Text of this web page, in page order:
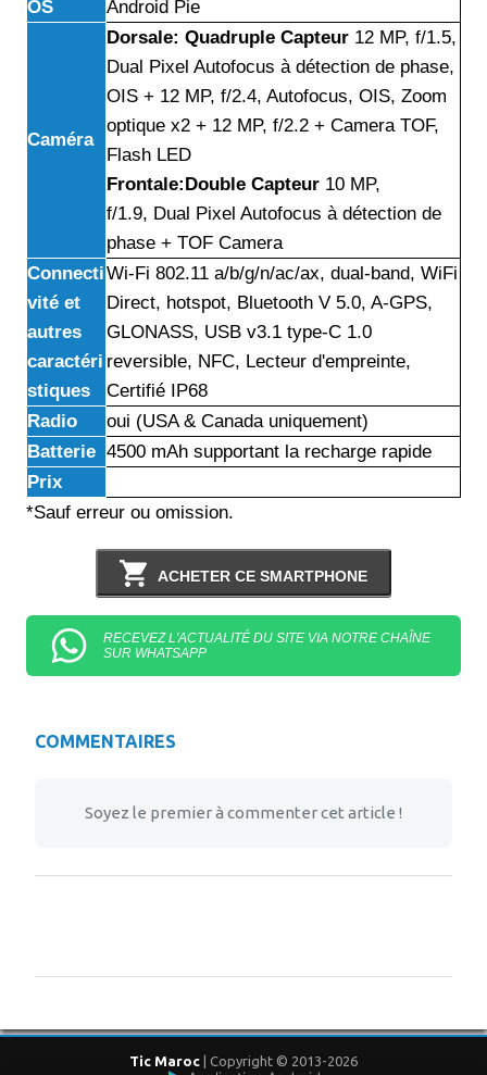
OS
Android Pie
Caméra
Dorsale: Quadruple Capteur 12 MP, f/1.5,
Dual Pixel Autofocus à détection de phase,
OIS + 12 MP, f/2.4, Autofocus, OIS, Zoom
optique x2 + 12 MP, f/2.2 + Camera TOF,
Flash LED
Frontale:Double Capteur 10 MP,
f/1.9, Dual Pixel Autofocus à détection de
phase + TOF Camera
Connecti
vité et
autres
caractéri
stiques
Wi-Fi 802.11 a/b/g/n/ac/ax, dual-band, WiFi
Direct, hotspot, Bluetooth V 5.0, A-GPS,
GLONASS, USB v3.1 type-C 1.0
reversible, NFC, Lecteur d'empreinte,
Certifié IP68
Radio
oui (USA & Canada uniquement)
Batterie 4500 mAh supportant la recharge rapide
Prix
*Sauf erreur ou omission.
ACHETER CE SMARTPHONE
RECEVEZ L'ACTUALITÉ DU SITE VIA NOTRE CHAÎNE
SUR WHATSAPP
COMMENTAIRES
Soyez le premier à commenter cet article !
Tic Maroc | Copyright © 2013-2026